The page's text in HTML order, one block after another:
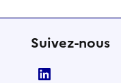
Suivez-nous